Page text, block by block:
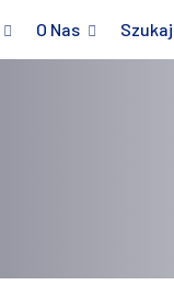
O Nas Szukaj